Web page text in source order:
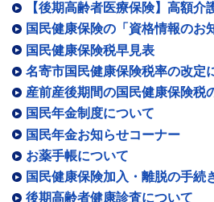
【後期高齢者医療保険】高額介
国民健康保険の「資格情報のお
国民健康保険税早見表
名寄市国民健康保険税率の改定
産前産後期間の国民健康保険税
国民年金制度について
国民年金お知らせコーナー
お薬手帳について
国民健康保険加入・離脱の手続
後期高齢者健康診査について